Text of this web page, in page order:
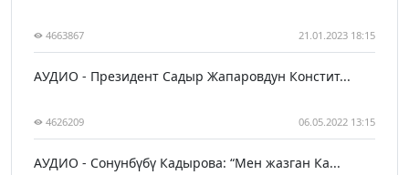
4663867 21.01.2023 18:15
АУДИО - Президент Садыр Жапаровдун Констит...
4626209 06.05.2022 13:15
АУДИО - Сонунбүбү Кадырова: “Мен жазган Ка...